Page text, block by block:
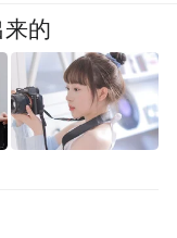
的